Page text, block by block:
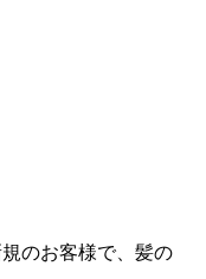
のお客様で、髪の